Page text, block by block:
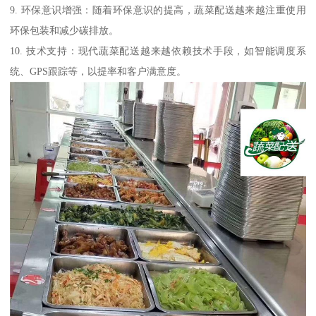
9. 环保意识增强：随着环保意识的提高，蔬菜配送越来越注重使用
环保包装和减少碳排放。
10. 技术支持：现代蔬菜配送越来越依赖技术手段，如智能调度系
统、GPS跟踪等，以提率和客户满意度。